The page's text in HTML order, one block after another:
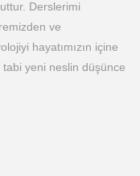
Derslerimi
ve
hayatımızın içine
yeni neslin düşünce